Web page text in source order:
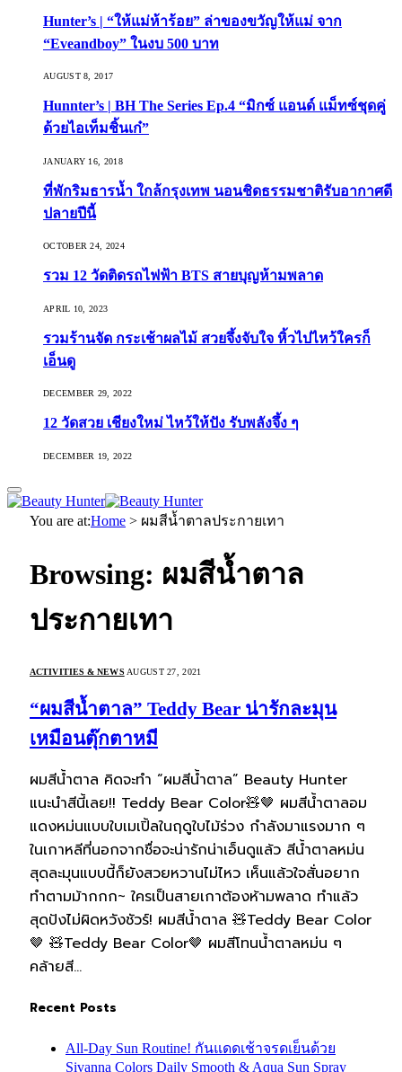
Hunter’s | “ให้แม่ห้าร้อย” ล่าของขวัญให้แม่ จาก
“Eveandboy” ในงบ 500 บาท
AUGUST 8, 2017
Hunnter’s | BH The Series Ep.4 “มิกซ์ แอนด์ แม็ทซ์ชุดคู่
ด้วยไอเท็มชิ้นเก๋”
JANUARY 16, 2018
ที่พักริมธารน้ำ ใกล้กรุงเทพ นอนชิดธรรมชาติรับอากาศดี
ปลายปีนี้
OCTOBER 24, 2024
รวม 12 วัดติดรถไฟฟ้า BTS สายบุญห้ามพลาด
APRIL 10, 2023
รวมร้านจัด กระเช้าผลไม้ สวยจึ้งจับใจ หิ้วไปไหว้ใครก็
เอ็นดู
DECEMBER 29, 2022
12 วัดสวย เชียงใหม่ ไหว้ให้ปัง รับพลังจึ้ง ๆ
DECEMBER 19, 2022
You are at:Home > ผมสีน้ำตาลประกายเทา
Browsing: ผมสีน้ำตาล
ประกายเทา
ACTIVITIES & NEWS AUGUST 27, 2021
“ผมสีน้ำตาล” Teddy Bear น่ารักละมุน
เหมือนตุ๊กตาหมี
ผมสีน้ำตาล คิดจะทำ “ผมสีน้ำตาล” Beauty Hunter
แนะนำสีนี้เลย!! Teddy Bear Color🧸🤎 ผมสีน้ำตาลอม
แดงหม่นแบบใบเมเปิ้ลในฤดูใบไม้ร่วง กำลังมาแรงมาก ๆ
ในเกาหลีที่นอกจากชื่อจะน่ารักน่าเอ็นดูแล้ว สีน้ำตาลหม่น
สุดละมุนแบบนี้ก็ยังสวยหวานไม่ไหว เห็นแล้วใจสั่นอยาก
ทำตามม้ากกก~ ใครเป็นสายเกาต้องห้ามพลาด ทำแล้ว
สุดปังไม่ผิดหวังชัวร์! ผมสีน้ำตาล 🧸Teddy Bear Color
🤎 🧸Teddy Bear Color🤎 ผมสีโทนน้ำตาลหม่น ๆ
คล้ายสี…
Recent Posts
All-Day Sun Routine! กันแดดเช้าจรดเย็นด้วย
Sivanna Colors Daily Smooth & Aqua Sun Spray